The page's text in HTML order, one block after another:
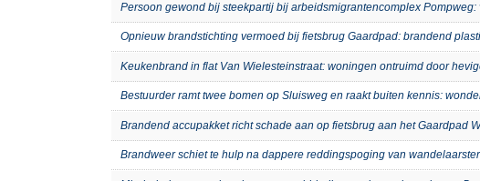
Persoon gewond bij steekpartij bij arbeidsmigrantencomplex
Opnieuw brandstichting vermoed bij fietsbrug Gaardpad: brandend
Keukenbrand in flat Van Wielesteinstraat: woningen ontruimd door
Bestuurder ramt twee bomen op Sluisweg en raakt buiten kennis:
Brandend accupakket richt schade aan op fietsbrug aan het Gaardpad
Brandweer schiet te hulp na dappere reddingspoging van